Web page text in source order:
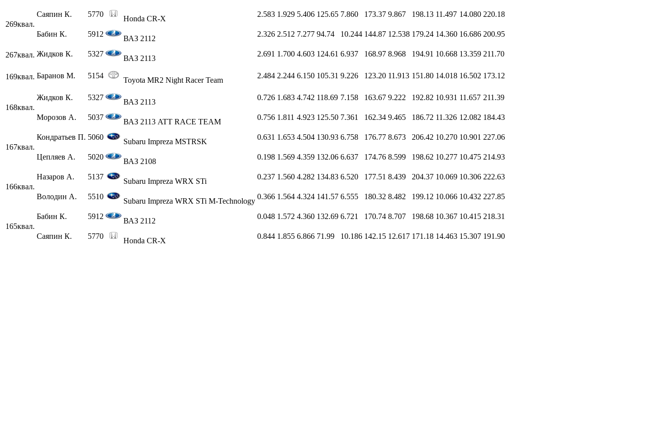
269квал.
Саяпин К. 5770
Honda CR-X
2.583 1.929 5.406 125.65 7.860 173.37 9.867 198.13 11.497 14.080 220.18
Бабин К. 5912
ВАЗ 2112
2.326 2.512 7.277 94.74 10.244 144.87 12.538 179.24 14.360 16.686 200.95
267квал. Жидков К. 5327
ВАЗ 2113
2.691 1.700 4.603 124.61 6.937 168.97 8.968 194.91 10.668 13.359 211.70
169квал. Баранов М. 5154
Toyota MR2 Night Racer Team
2.484 2.244 6.150 105.31 9.226 123.20 11.913 151.80 14.018 16.502 173.12
168квал.
Жидков К. 5327
ВАЗ 2113
0.726 1.683 4.742 118.69 7.158 163.67 9.222 192.82 10.931 11.657 211.39
Морозов А. 5037
ВАЗ 2113 ATT RACE TEAM
0.756 1.811 4.923 125.50 7.361 162.34 9.465 186.72 11.326 12.082 184.43
167квал.
Кондратьев П. 5060
Subaru Impreza MSTRSK
0.631 1.653 4.504 130.93 6.758 176.77 8.673 206.42 10.270 10.901 227.06
Цепляев А. 5020
ВАЗ 2108
0.198 1.569 4.359 132.06 6.637 174.76 8.599 198.62 10.277 10.475 214.93
166квал.
Назаров А. 5137
Subaru Impreza WRX STi
0.237 1.560 4.282 134.83 6.520 177.51 8.439 204.37 10.069 10.306 222.63
Володин А. 5510
Subaru Impreza WRX STi М-Technology
0.366 1.564 4.324 141.57 6.555 180.32 8.482 199.12 10.066 10.432 227.85
165квал.
Бабин К. 5912
ВАЗ 2112
0.048 1.572 4.360 132.69 6.721 170.74 8.707 198.68 10.367 10.415 218.31
Саяпин К. 5770
Honda CR-X
0.844 1.855 6.866 71.99 10.186 142.15 12.617 171.18 14.463 15.307 191.90